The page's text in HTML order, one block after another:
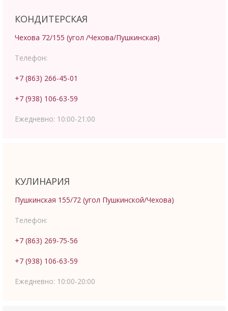
КОНДИТЕРСКАЯ
Чехова 72/155 (угол /Чехова/Пушкинская)
Телефон:
+7 (863) 266-45-01
+7 (938) 106-63-59
Ежедневно: 10:00-21:00
КУЛИНАРИЯ
Пушкинская 155/72 (угол Пушкинской/Чехова)
Телефон:
+7 (863) 269-75-56
+7 (938) 106-63-59
Ежедневно: 10:00-20:00